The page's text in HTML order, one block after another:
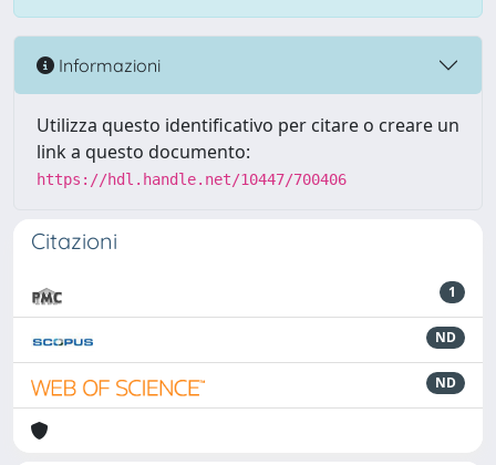
Informazioni
Utilizza questo identificativo per citare o creare un
link a questo documento:
https://hdl.handle.net/10447/700406
Citazioni
1
ND
ND